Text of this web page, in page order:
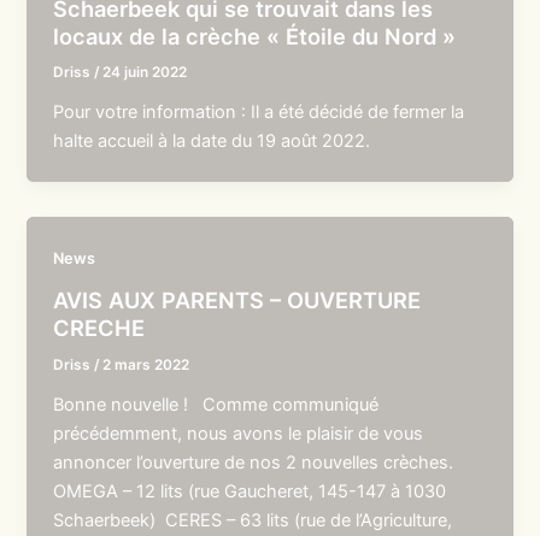
Schaerbeek qui se trouvait dans les
locaux de la crèche « Étoile du Nord »
Driss / 24 juin 2022
Pour votre information : Il a été décidé de fermer la
halte accueil à la date du 19 août 2022.
News
AVIS AUX PARENTS – OUVERTURE
CRECHE
Driss / 2 mars 2022
Bonne nouvelle ! Comme communiqué
précédemment, nous avons le plaisir de vous
annoncer l’ouverture de nos 2 nouvelles crèches.
OMEGA – 12 lits (rue Gaucheret, 145-147 à 1030
Schaerbeek) CERES – 63 lits (rue de l’Agriculture,